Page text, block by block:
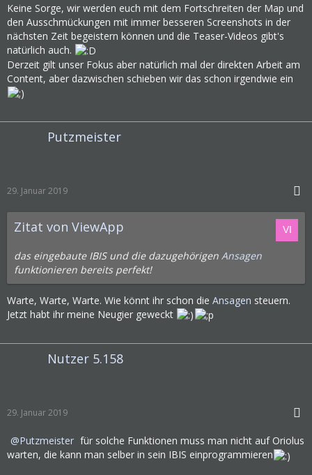
Keine Sorge, wir werden euch mit dem Fortschreiten der Map und
den Ausschmückungen mit immer besseren Screenshots in der
nächsten Zeit begeistern können und die Teaser-Videos gibt's
natürlich auch.
Derzeit gilt unser Fokus aber natürlich mal der direkten Arbeit am
Content, aber dazwischen schieben wir das schon irgendwie ein
Putzmeister
29. Januar 2019
Zitat von ViewApp
das eingebaute IBIS und die dazugehörigen Ansagen
funktionieren bereits perfekt!
Warte, Warte, Warte. Wie könnt ihr schon die Ansagen steuern.
Jetzt habt ihr meine Neugier geweckt
Nutzer 5.158
29. Januar 2019
Putzmeister für solche Funktionen muss man nicht auf Oriolus
warten, die kann man selber in sein IBIS einprogrammieren